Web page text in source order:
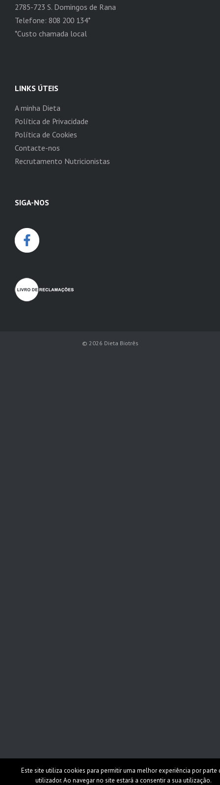
2785-723 S. Domingos de Rana
Telefone: 808 200 134*
*Custo chamada local
LINKS ÚTEIS
A minha Dieta
Política de Privacidade
Política de Cookies
Contacte-nos
Recrutamento Nutricionistas
SIGA-NOS
© 2026 Dieta Biotrês
Este site utiliza cookies para permitir uma melhor experiência por parte
utilizador. Ao navegar no site estará a consentir a sua utilização.